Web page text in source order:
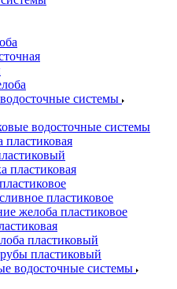
системы
водосточные системы
пластиковая
пластиковая
пластиковое
желоба пластиковое
пластиковый
пластиковый
водосточные системы